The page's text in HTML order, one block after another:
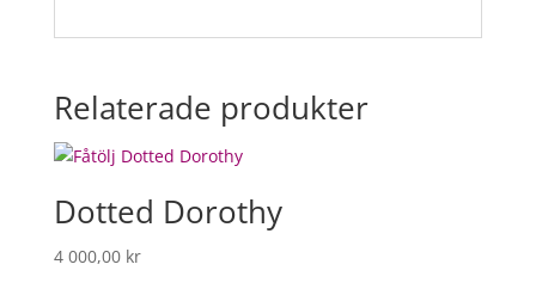
Relaterade produkter
Dotted Dorothy
4 000,00 kr